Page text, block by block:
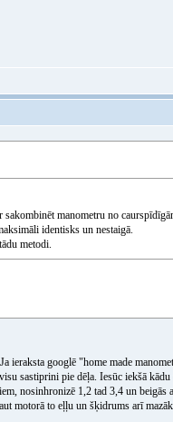
manometru no
identisks un nestaigā.
metodi.
googlē "home made
sastiprini pie dēļa. Iesūc iekšā
nosinhronizē 1,2 tad 3,4 un beigās
motorā to eļļu un šķidrums arī